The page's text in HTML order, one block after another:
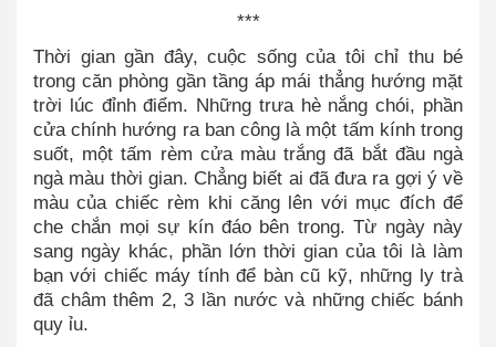
***
Thời gian gần đây, cuộc sống của tôi chỉ thu bé
trong căn phòng gần tầng áp mái thẳng hướng mặt
trời lúc đỉnh điểm. Những trưa hè nắng chói, phần
cửa chính hướng ra ban công là một tấm kính trong
suốt, một tấm rèm cửa màu trắng đã bắt đầu ngà
ngà màu thời gian. Chẳng biết ai đã đưa ra gợi ý về
màu của chiếc rèm khi căng lên với mục đích để
che chắn mọi sự kín đáo bên trong. Từ ngày này
sang ngày khác, phần lớn thời gian của tôi là làm
bạn với chiếc máy tính để bàn cũ kỹ, những ly trà
đã châm thêm 2, 3 lần nước và những chiếc bánh
quy ỉu.